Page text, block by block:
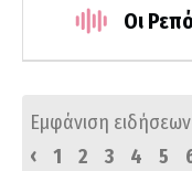
Οι
Εμφάνιση ειδήσεων
‹
1 2 3 4 5